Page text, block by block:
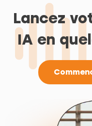
Lancez
IA en